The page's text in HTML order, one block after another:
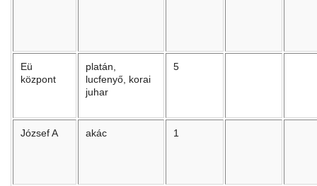
Eü
központ
platán,
lucfenyő, korai
juhar
5
József A akác 1